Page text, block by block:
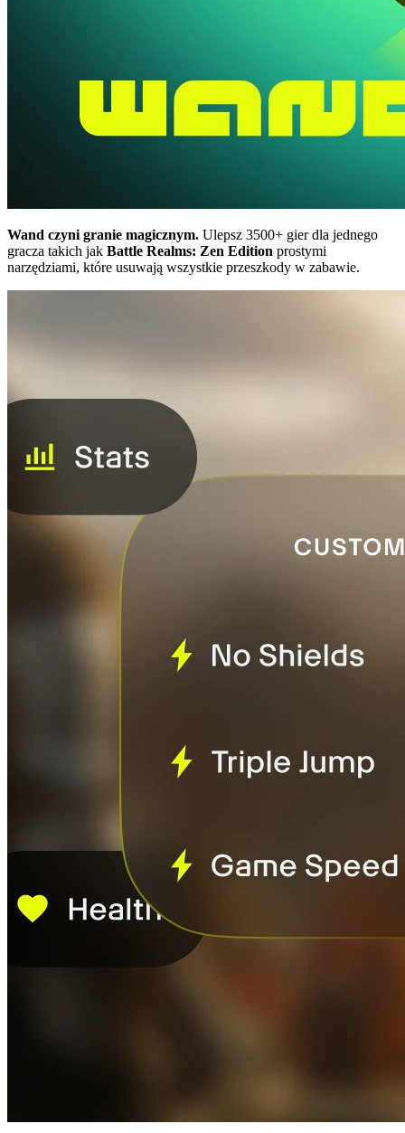
Wand czyni granie magicznym. Ulepsz 3500+ gier dla jednego
gracza takich jak Battle Realms: Zen Edition prostymi
narzędziami, które usuwają wszystkie przeszkody w zabawie.